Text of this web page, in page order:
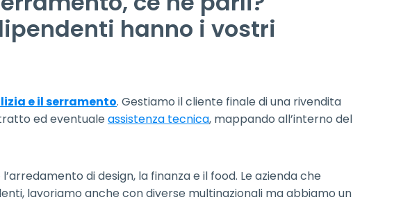
hanno i vostri
e il serramento. Gestiamo il cliente finale di una rivendita
ed eventuale assistenza tecnica, mappando all’interno del
di design, la finanza e il food. Le azienda che
lavoriamo anche con diverse multinazionali ma abbiamo un